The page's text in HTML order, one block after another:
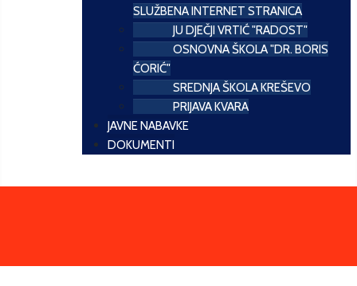
SLUŽBENA INTERNET STRANICA
JU DJEČJI VRTIĆ "RADOST"
OSNOVNA ŠKOLA "DR. BORIS
ĆORIĆ"
SREDNJA ŠKOLA KREŠEVO
PRIJAVA KVARA
JAVNE NABAVKE
DOKUMENTI